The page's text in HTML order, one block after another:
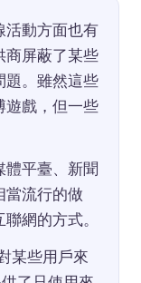
活動方面也有
商屏蔽了某些
題。雖然這些
遊戲，但一些
體平臺、新聞
當流行的做
網的方式。
某些用戶來